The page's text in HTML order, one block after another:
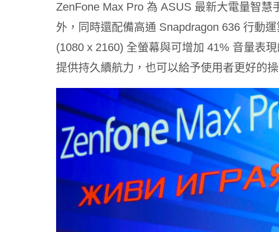
ZenFone Max Pro 為 ASUS 最新大電量智
外，同時還配備高通 Snapdragon 636 行動
(1080 x 2160) 全螢幕與可增加 41% 音量表
提供持久續航力，也可以給予使用者更好的操